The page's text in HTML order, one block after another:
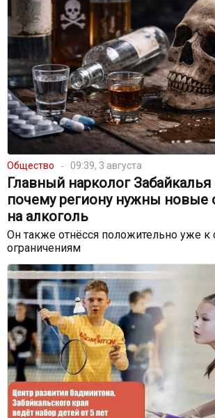
Общество 09:39, 3 августа
Главный нарколог
почему региону нужны новые
на алкоголь
Он также отнёсся положительно уже
ограничениям